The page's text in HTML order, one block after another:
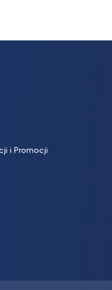
i Promocji